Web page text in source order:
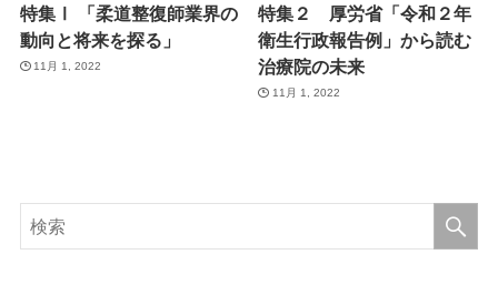
特集Ⅰ 「柔道整復師業界の
動向と将来を探る」
11月 1, 2022
特集２ 厚労省「令和２年
衛生行政報告例」から読む
治療院の未来
11月 1, 2022